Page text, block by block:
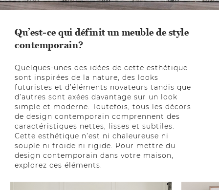
Qu’est-ce qui définit un meuble de style
contemporain?
Quelques-unes des idées de cette esthétique
sont inspirées de la nature, des looks
futuristes et d’éléments novateurs tandis que
d’autres sont axées davantage sur un look
simple et moderne. Toutefois, tous les décors
de design contemporain comprennent des
caractéristiques nettes, lisses et subtiles.
Cette esthétique n’est ni chaleureuse ni
souple ni froide ni rigide. Pour mettre du
design contemporain dans votre maison,
explorez ces éléments.